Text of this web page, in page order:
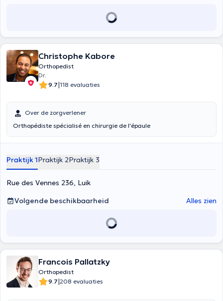
Christophe Kabore
Orthopedist
Dr.
9.7|118 evaluaties
Over de zorgverlener
Orthopédiste spécialisé en chirurgie de l'épaule
Praktijk 1Praktijk 2Praktijk 3
Rue des Vennes 236, Luik
Volgende beschikbaarheid
Alles zien
Francois Pallatzky
Orthopedist
9.7|208 evaluaties